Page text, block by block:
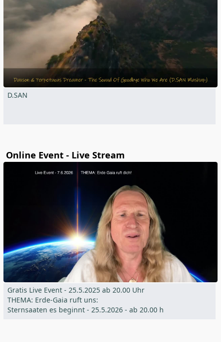
D.SAN
Online Event - Live Stream
Gratis Live Event - 25.5.2025 ab 20.00 Uhr
THEMA: Erde-Gaia ruft uns:
Sternsaaten es beginnt - 25.5.2026 - ab 20.00 h